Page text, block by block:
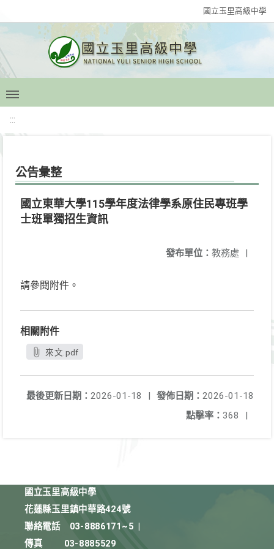
國立玉里高級中學
:::
公告彙整
國立東華大學115學年度法律學系原住民專班學
士班單獨招生資訊
發布單位： 教務處 |
請參閱附件。
相關附件
來文.pdf
發佈日期： 2026-01-18
最後更新日期： 2026-01-18
|
點擊率： 368 |
國立玉里高級中學
花蓮縣玉里鎮中華路424號
聯絡電話
03-8886171~5
傳真
03-8885529